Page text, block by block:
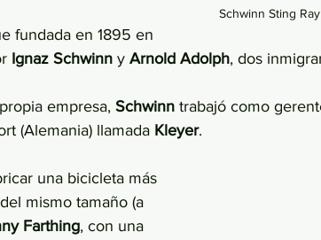
Schwinn Sting
fundada en 1895 en
Ignaz Schwinn y Arnold Adolph, dos
empresa, Schwinn trabajó como
(Alemania) llamada Kleyer.
una bicicleta más
mismo tamaño (a
Farthing, con una